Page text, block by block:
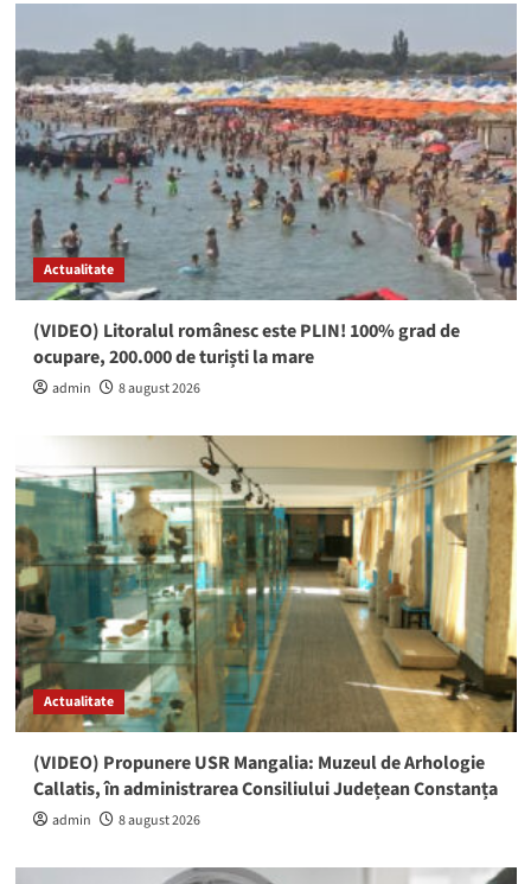
Actualitate
(VIDEO) Litoralul românesc este PLIN! 100% grad de
ocupare, 200.000 de turiști la mare
admin 8 august 2026
Actualitate
(VIDEO) Propunere USR Mangalia: Muzeul de Arhologie
Callatis, în administrarea Consiliului Județean Constanța
admin 8 august 2026